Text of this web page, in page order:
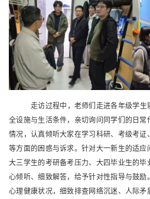
走访过程中，老师们走进各年级学
全设施与生活条件，亲切询问同学们的日
情况，认真倾听大家在学习科研、考级考
等方面的困惑与诉求。针对大一新生的适应
大三学生的考研备考压力、大四毕业生的
心倾听、细致解答，给予针对性指导与鼓励
心理健康状况，细致排查网络沉迷、人际